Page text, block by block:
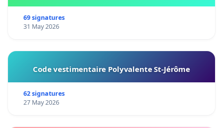
69 signatures
31 May 2026
Code vestimentaire Polyvalente St-Jérôme
62 signatures
27 May 2026